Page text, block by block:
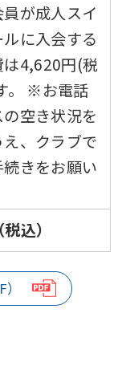
が成人スイ
に入会する
4,620円(税
。 ※お電話
空き状況を
、クラブで
きをお願い
込）